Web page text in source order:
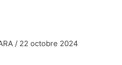
/ 22 octobre 2024